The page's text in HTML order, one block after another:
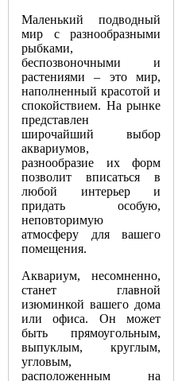
Маленький подводный
мир с разнообразными
рыбками,
беспозвоночными и
растениями – это мир,
наполненный красотой и
спокойствием. На рынке
представлен
широчайший выбор
аквариумов,
разнообразие их форм
позволит вписаться в
любой интерьер и
придать особую,
неповторимую
атмосферу для вашего
помещения.
Аквариум, несомненно,
станет главной
изюминкой вашего дома
или офиса. Он может
быть прямоугольным,
выпуклым, круглым,
угловым,
расположенным на